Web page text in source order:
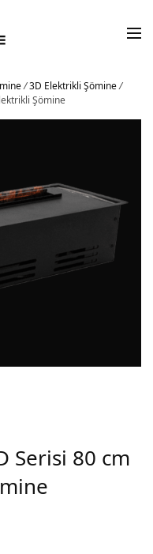
/3D Elektrikli Şömine/
Şömine
Serisi 80 cm